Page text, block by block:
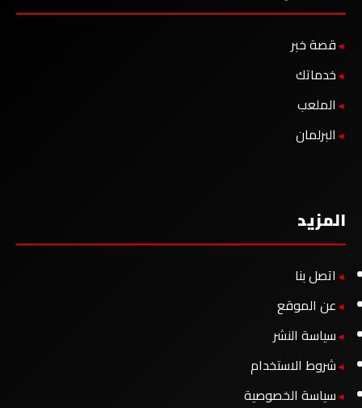
قصة خبر
خدماتك
الملعب
البرلمان
المزيد
اتصل بنا
عن الموقع
سياسة النشر
شروط الاستخدام
سياسة الخصوصية